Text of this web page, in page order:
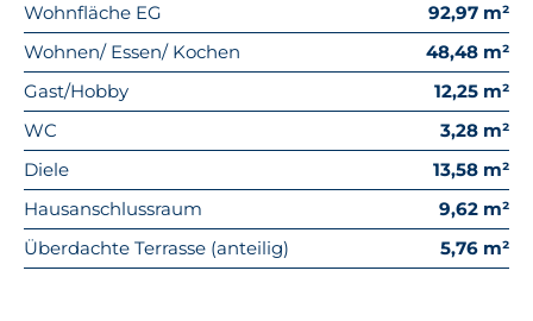
Wohnfläche EG
92,97 m²
Wohnen/ Essen/ Kochen
48,48 m²
Gast/Hobby
12,25 m²
WC
3,28 m²
Diele
13,58 m²
Hausanschlussraum
9,62 m²
Überdachte Terrasse (anteilig)
5,76 m²